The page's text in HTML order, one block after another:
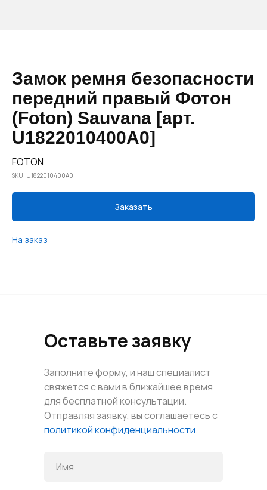
Замок ремня безопасности
передний правый Фотон
(Foton) Sauvana [арт.
U1822010400A0]
FOTON
SKU: U1822010400A0
Заказать
На заказ
Оставьте заявку
Заполните форму, и наш специалист
свяжется с вами в ближайшее время
для бесплатной консультации.
Отправляя заявку, вы соглашаетесь с
политикой конфиденциальности.